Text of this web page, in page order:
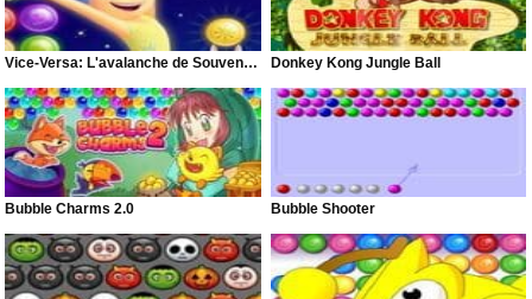
Vice-Versa: L'avalanche de Souvenirs Donkey Kong Jungle Ball
Bubble Charms 2.0 Bubble Shooter